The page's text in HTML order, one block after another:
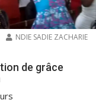
NDIE SADIE ZACHARIE
de grâce